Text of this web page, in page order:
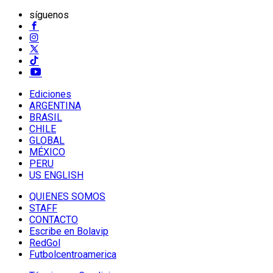
síguenos
Ediciones
ARGENTINA
BRASIL
CHILE
GLOBAL
MÉXICO
PERU
US ENGLISH
QUIENES SOMOS
STAFF
CONTACTO
Escribe en Bolavip
RedGol
Futbolcentroamerica